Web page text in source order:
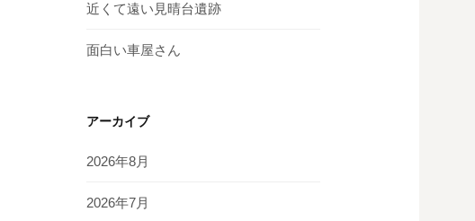
近くて遠い見晴台遺跡
面白い車屋さん
アーカイブ
2026年8月
2026年7月